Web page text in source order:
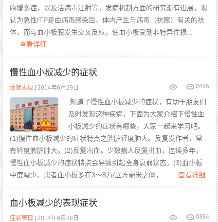
胞增多症，以及活病毒注射等。发病机制方面的研究渐有进展，现
认为急性ITP是由病毒感染后，体内产生与病毒（抗原）有关的抗
体，而与血小板膜发生交叉反应，使血小板受到非特异性损...
查看详细
慢性血小板减少的症状
495
0
症状表现 | 2014年6月29日
知道了慢性血小板减少的症状，有助于朋友们
及时发现这种疾病，下面为大家介绍下慢性血
小板减少的症状有哪些，大家一起来学习吧。
(1)慢性血小板减少的症状特点之脾脏轻度肿大。反复发作者，常
有轻度脾脏肿大。(2)反复出血。少数病人反复出血，连续多年，
慢性血小板减少的症状特点会导致引起全身衰弱状态。(3)血小板
中度减少。患者血小板多在3～8万/立方毫米之间，...
查看详细
血小板减少的表现症状
384
0
症状表现 | 2014年6月28日